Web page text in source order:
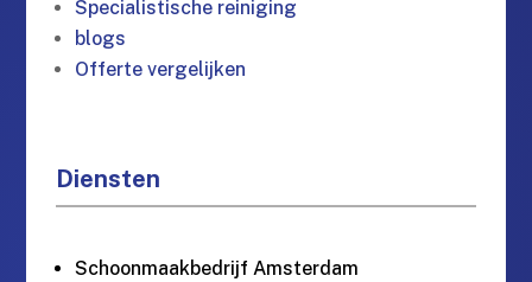
Specialistische reiniging
blogs
Offerte vergelijken
Diensten
Schoonmaakbedrijf Amsterdam